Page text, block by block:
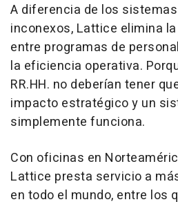
A diferencia de los
inconexos, Lattice elimina
entre programas de
la eficiencia operativa.
RR.HH. no deberían tener
impacto estratégico y un
simplemente funciona.
Con oficinas en
Lattice presta servicio a
en todo el mundo, entre los